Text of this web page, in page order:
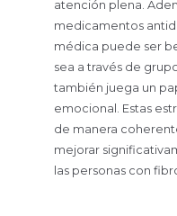
atención plena.
medicamentos
médica puede ser
sea a través de
también juega un
emocional. Estas
de manera
mejorar
las personas con